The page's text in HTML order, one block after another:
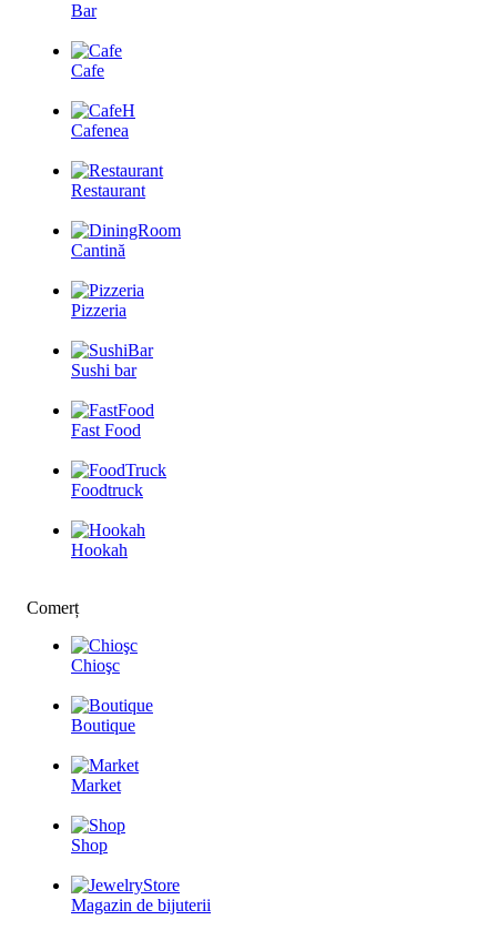
Bar
Cafe
Cafenea
Restaurant
Cantină
Pizzeria
Sushi bar
Fast Food
Foodtruck
Hookah
Comerț
Chioşc
Boutique
Market
Shop
Magazin de bijuterii